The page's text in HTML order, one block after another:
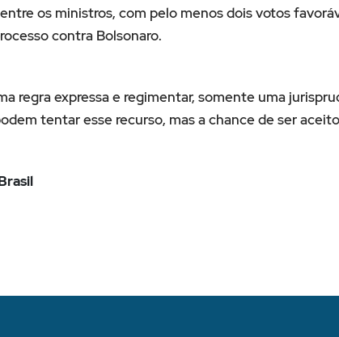
os ministros, com pelo menos dois votos
contra Bolsonaro.
regra expressa e regimentar, somente uma
tentar esse recurso, mas a chance de ser